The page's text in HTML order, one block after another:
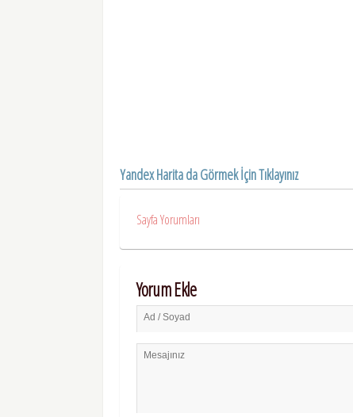
Yandex Harita da Görmek İçin Tıklayınız
Sayfa Yorumları
Yorum Ekle
Ad / Soyad
Mesajınız